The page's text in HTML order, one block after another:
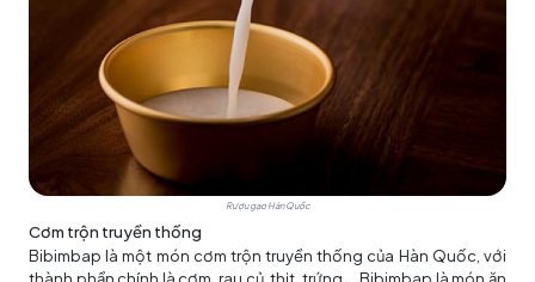
Rượu gạo Hàn Quốc
Cơm trộn truyền thống
Bibimbap là một món cơm trộn truyền thống của Hàn Quốc, với